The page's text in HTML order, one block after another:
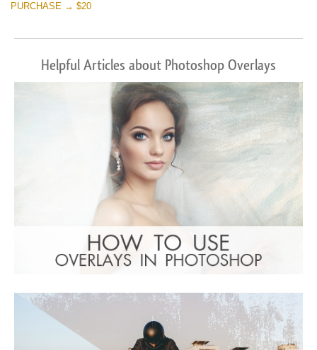
PURCHASE → $20
Helpful Articles about Photoshop Overlays